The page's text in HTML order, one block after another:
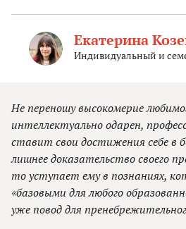
Екатерина
Индивидуальный и
Не переношу высокомерие
интеллектуально одарен,
ставит свои достижения себе в
лишнее доказательство своего
то уступает ему в познаниях,
«базовыми для любого
уже повод для